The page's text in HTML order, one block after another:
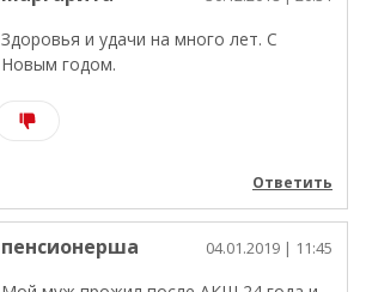
Здоровья и удачи на много лет. С
Новым годом.
Ответить
пенсионерша 04.01.2019 | 11:45